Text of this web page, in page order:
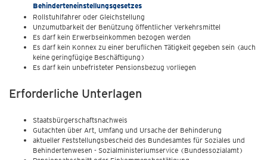
Behinderteneinstellungsgesetzes
Rollstuhlfahrer oder Gleichstellung
Unzumutbarkeit der Benützung öffentlicher Verkehrsmittel
Es darf kein Erwerbseinkommen bezogen werden
Es darf kein Konnex zu einer beruflichen Tätigkeit gegeben sein (auch
keine geringfügige Beschäftigung)
Es darf kein unbefristeter Pensionsbezug vorliegen
Erforderliche Unterlagen
Staatsbürgerschaftsnachweis
Gutachten über Art, Umfang und Ursache der Behinderung
aktueller Feststellungsbescheid des Bundesamtes für Soziales und
Behindertenwesen - Sozialministeriumservice (Bundessozialamt)